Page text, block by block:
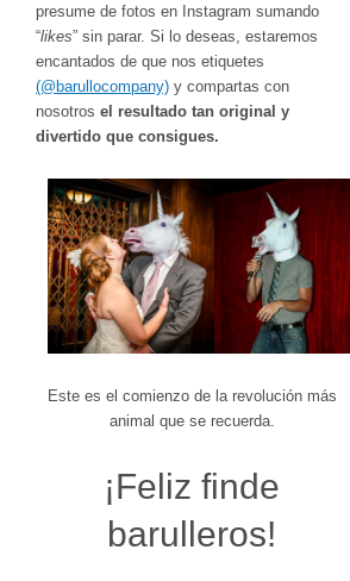
presume de fotos en Instagram sumando
“likes” sin parar. Si lo deseas, estaremos
encantados de que nos etiquetes
(@barullocompany) y compartas con
nosotros el resultado tan original y
divertido que consigues.
Este es el comienzo de la revolución más
animal que se recuerda.
¡Feliz finde
barulleros!